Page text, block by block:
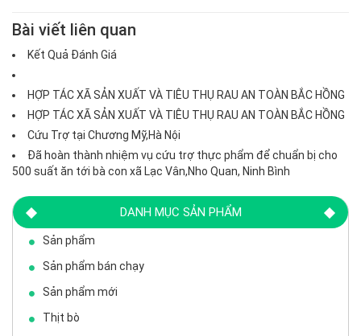
Bài viết liên quan
Kết Quả Đánh Giá
HỢP TÁC XÃ SẢN XUẤT VÀ TIÊU THỤ RAU AN TOÀN BẮC HỒNG
HỢP TÁC XÃ SẢN XUẤT VÀ TIÊU THỤ RAU AN TOÀN BẮC HỒNG
Cứu Trợ tại Chương Mỹ,Hà Nội
Đã hoàn thành nhiệm vụ cứu trợ thực phẩm để chuẩn bị cho
500 suất ăn tới bà con xã Lạc Vân,Nho Quan, Ninh Bình
DANH MỤC SẢN PHẨM
Sản phẩm
Sản phẩm bán chạy
Sản phẩm mới
Thịt bò